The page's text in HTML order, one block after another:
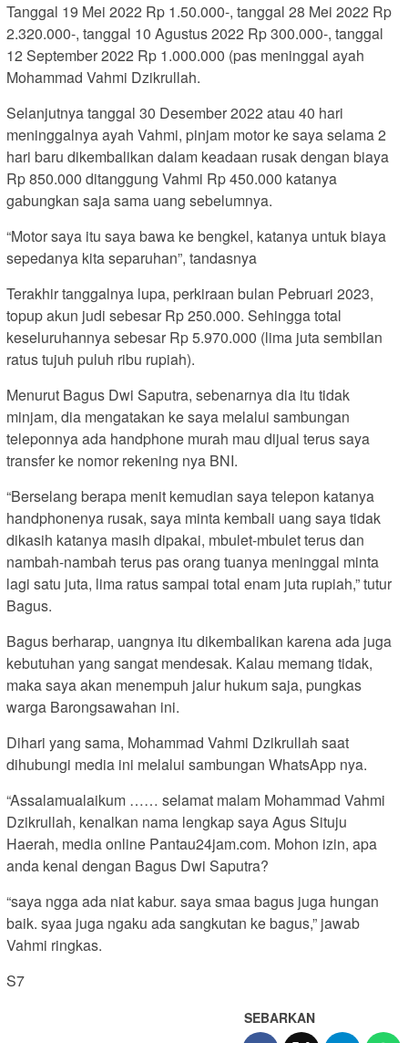
Tanggal 19 Mei 2022 Rp 1.50.000-, tanggal 28 Mei 2022 Rp
2.320.000-, tanggal 10 Agustus 2022 Rp 300.000-, tanggal
12 September 2022 Rp 1.000.000 (pas meninggal ayah
Mohammad Vahmi Dzikrullah.
Selanjutnya tanggal 30 Desember 2022 atau 40 hari
meninggalnya ayah Vahmi, pinjam motor ke saya selama 2
hari baru dikembalikan dalam keadaan rusak dengan biaya
Rp 850.000 ditanggung Vahmi Rp 450.000 katanya
gabungkan saja sama uang sebelumnya.
“Motor saya itu saya bawa ke bengkel, katanya untuk biaya
sepedanya kita separuhan”, tandasnya
Terakhir tanggalnya lupa, perkiraan bulan Pebruari 2023,
topup akun judi sebesar Rp 250.000. Sehingga total
keseluruhannya sebesar Rp 5.970.000 (lima juta sembilan
ratus tujuh puluh ribu rupiah).
Menurut Bagus Dwi Saputra, sebenarnya dia itu tidak
minjam, dia mengatakan ke saya melalui sambungan
teleponnya ada handphone murah mau dijual terus saya
transfer ke nomor rekening nya BNI.
“Berselang berapa menit kemudian saya telepon katanya
handphonenya rusak, saya minta kembali uang saya tidak
dikasih katanya masih dipakai, mbulet-mbulet terus dan
nambah-nambah terus pas orang tuanya meninggal minta
lagi satu juta, lima ratus sampai total enam juta rupiah,” tutur
Bagus.
Bagus berharap, uangnya itu dikembalikan karena ada juga
kebutuhan yang sangat mendesak. Kalau memang tidak,
maka saya akan menempuh jalur hukum saja, pungkas
warga Barongsawahan ini.
Dihari yang sama, Mohammad Vahmi Dzikrullah saat
dihubungi media ini melalui sambungan WhatsApp nya.
“Assalamualaikum …… selamat malam Mohammad Vahmi
Dzikrullah, kenalkan nama lengkap saya Agus Situju
Haerah, media online Pantau24jam.com. Mohon izin, apa
anda kenal dengan Bagus Dwi Saputra?
“saya ngga ada niat kabur. saya smaa bagus juga hungan
baik. syaa juga ngaku ada sangkutan ke bagus,” jawab
Vahmi ringkas.
S7
SEBARKAN